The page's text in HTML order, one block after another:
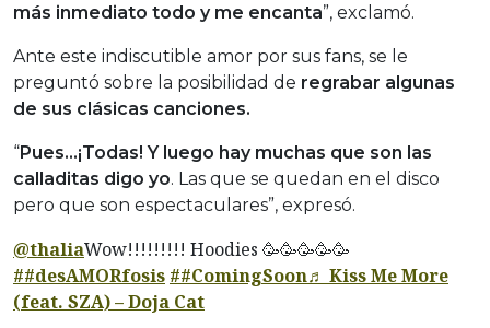
más inmediato todo y me encanta”, exclamó.
Ante este indiscutible amor por sus fans, se le
preguntó sobre la posibilidad de regrabar algunas
de sus clásicas canciones.
“Pues…¡Todas! Y luego hay muchas que son las
calladitas digo yo. Las que se quedan en el disco
pero que son espectaculares”, expresó.
@thaliaWow!!!!!!!!! Hoodies 🥳🥳🥳🥳🥳
##desAMORfosis ##ComingSoon♬ Kiss Me More
(feat. SZA) – Doja Cat